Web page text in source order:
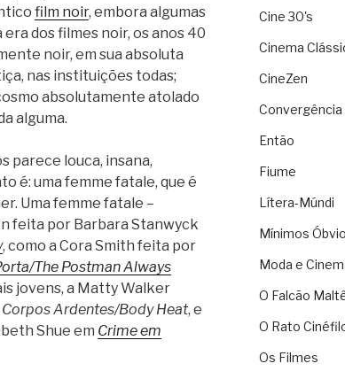
film noir, embora algumas
era dos filmes noir, os anos 40
noir, em sua absoluta
nas instituições todas;
absolutamente atolado
alguma.
parece louca, insana,
é: uma femme fatale, que é
Uma femme fatale –
feita por Barbara Stanwyck
, como a Cora Smith feita por
The Postman Always
jovens, a Matty Walker
Corpos Ardentes/Body Heat, e
Shue em Crime em
Cine 30's
Cinema
CineZen
Convergência
Então
Fiume
Lítera-Múndi
Mínimos
Moda e
O Falcão
O Rato
Os Filmes